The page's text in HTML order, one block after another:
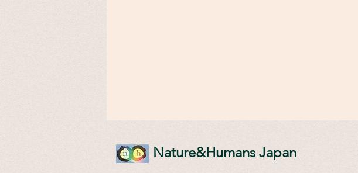
​Nature&Humans Japan